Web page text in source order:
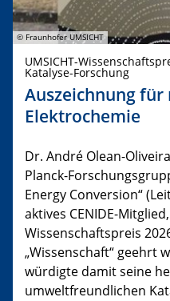
© Fraunhofer UMSICHT
UMSICHT-
Katalyse-Forschung
Auszeichnung für
Elektrochemie
Dr. André Olean-
Planck-
Energy Conversion“
aktives CENIDE-
Wissenschaftspreis
„Wissenschaft“ geehrt
würdigte damit seine
umweltfreundlichen